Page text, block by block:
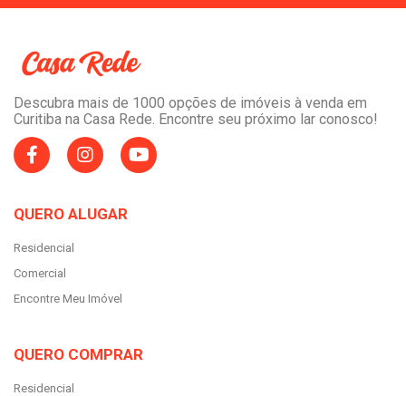
Descubra mais de 1000 opções de imóveis à venda em
Curitiba na Casa Rede. Encontre seu próximo lar conosco!
QUERO ALUGAR
Residencial
Comercial
Encontre Meu Imóvel
QUERO COMPRAR
Residencial